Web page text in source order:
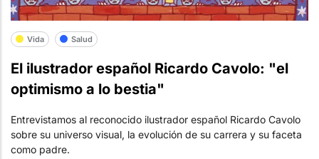
Vida Salud
El ilustrador español Ricardo Cavolo: "el
optimismo a lo bestia"
Entrevistamos al reconocido ilustrador español Ricardo Cavolo
sobre su universo visual, la evolución de su carrera y su faceta
como padre.